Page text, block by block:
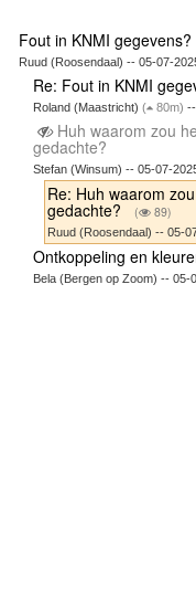
Fout in KNMI gegevens?
Ruud (Roosendaal) -- 05-07-
Re: Fout in KNMI
Roland (Maastricht) ( 80m)
Huh waarom zou
gedachte?
Stefan (Winsum) -- 05-07-
Re: Huh waarom
gedachte? ( 89)
Ruud (Roosendaal) -- 05-
Ontkoppeling en
Bela (Bergen op Zoom) -- 05-